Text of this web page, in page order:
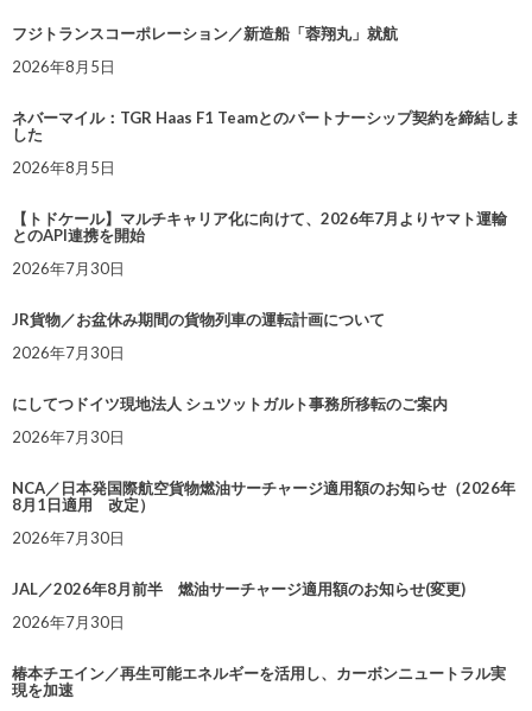
フジトランスコーポレーション／新造船「蓉翔丸」就航
2026年8月5日
ネバーマイル：TGR Haas F1 Teamとのパートナーシップ契約を締結しま
した
2026年8月5日
【トドケール】マルチキャリア化に向けて、2026年7月よりヤマト運輸
とのAPI連携を開始
2026年7月30日
JR貨物／お盆休み期間の貨物列車の運転計画について
2026年7月30日
にしてつドイツ現地法人 シュツットガルト事務所移転のご案内
2026年7月30日
NCA／日本発国際航空貨物燃油サーチャージ適用額のお知らせ（2026年
8月1日適用 改定）
2026年7月30日
JAL／2026年8月前半 燃油サーチャージ適用額のお知らせ(変更)
2026年7月30日
椿本チエイン／再生可能エネルギーを活用し、カーボンニュートラル実
現を加速